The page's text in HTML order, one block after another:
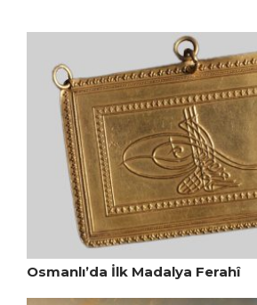
Osmanlı’da İlk Madalya Ferahî